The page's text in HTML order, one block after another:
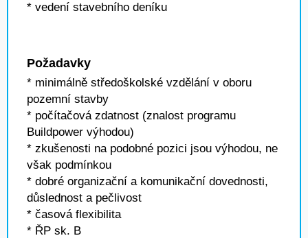
* vedení stavebního deníku
Požadavky
* minimálně středoškolské vzdělání v oboru
pozemní stavby
* počítačová zdatnost (znalost programu
Buildpower výhodou)
* zkušenosti na podobné pozici jsou výhodou, ne
však podmínkou
* dobré organizační a komunikační dovednosti,
důslednost a pečlivost
* časová flexibilita
* ŘP sk. B